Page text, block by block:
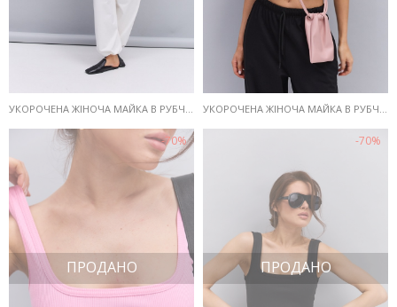
УКОРОЧЕНА ЖІНОЧА МАЙКА В РУБЧИК ЗЕЛЕНА З КВАДРАТНОЮ ГОРЛОВИНОЮ УКОРОЧЕНА ЖІНОЧА МАЙКА В РУБЧИК МОЛОЧНА З КВАДРАТНОЮ ГОРЛОВИНОЮ
-70%
ПРОДАНО
-70%
ПРОДАНО